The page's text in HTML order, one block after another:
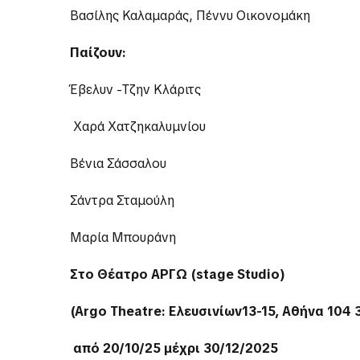
Βασίλης Καλαμαράς, Πέννυ Οικονομάκη
Παίζουν:
Έβελυν -Τζην Κλάριτς
Χαρά Χατζηκαλυμνίου
Βένια Σάσσαλου
Σάντρα Σταμούλη
Μαρία Μπουράνη
Στο Θέατρο ΑΡΓΩ (stageStudio)
(Argo Theatre: Ελευσινίων13-15, Αθήνα 104
από 20/10/25 μέχρι 30/12/2025